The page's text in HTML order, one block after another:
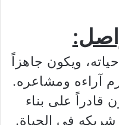
ويكون جاهزاً
آراءه ومشاعره.
على بناء
شريكه في الحياة.